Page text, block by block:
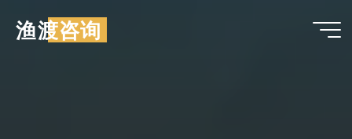
渔渡咨询